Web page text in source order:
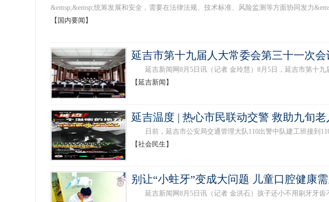
&emsp;&emsp;统筹发展和安全，需要在法律法规、技术标准、风险监测等方面协同发力
【国内要闻】
延吉市第十九届人大常委会第三十一次会
延吉新闻网8月5日讯（记者 金玲慧）8月5日，延吉市第十九
【延吉新闻】
延吉温度 | 热心市民联动交警 救助九旬
日前，延吉市公安局交通管理大队110出警中队建工班接到
【社会民生】
别让“小蛀牙”变成大问题 儿童口腔健康
延吉新闻网8月5日讯（记者 金洪石）孩子还小不用刷牙牙齿